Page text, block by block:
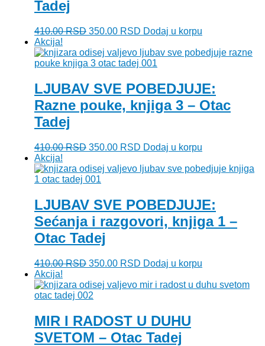
Tadej
410.00RSD Originalna
je
bila:
350.00 RSD Trenutna
je:
350.00 RSD.
Dodaj u korpu
Akcija!
LJUBAV SVE POBEDJUJE:
Razne pouke, knjiga 3 – Otac
Tadej
410.00RSD Originalna
je
bila:
350.00 RSD Trenutna
je:
Dodaj u korpu
Akcija!
LJUBAV SVE POBEDJUJE:
Sećanja i razgovori, knjiga 1 –
Otac Tadej
410.00RSD Originalna
je
bila:
350.00 RSD Trenutna
je:
Dodaj u korpu
Akcija!
MIR I RADOST U DUHU
SVETOM – Otac Tadej